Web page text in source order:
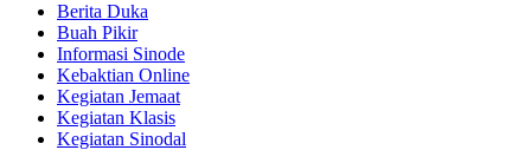
Berita Duka
Buah Pikir
Informasi Sinode
Kebaktian Online
Kegiatan Jemaat
Kegiatan Klasis
Kegiatan Sinodal